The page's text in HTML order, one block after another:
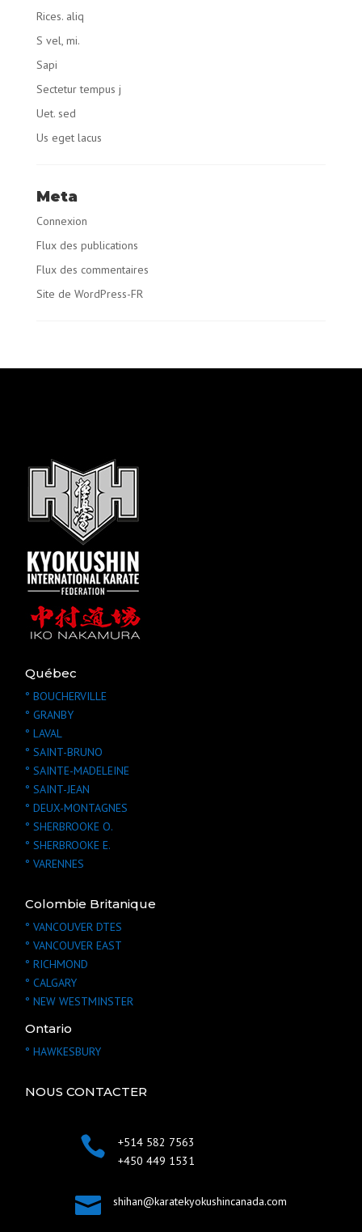
Rices. aliq
S vel, mi.
Sapi
Sectetur tempus j
Uet. sed
Us eget lacus
Meta
Connexion
Flux des publications
Flux des commentaires
Site de WordPress-FR
Québec
° BOUCHERVILLE
° GRANBY
° LAVAL
° SAINT-BRUNO
° SAINTE-MADELEINE
° SAINT-JEAN
° DEUX-MONTAGNES
° SHERBROOKE O.
° SHERBROOKE E.
° VARENNES
Colombie Britanique
° VANCOUVERDTES
° VANCOUVEREAST
° RICHMOND
° CALGARY
° NEW WESTMINSTER
Ontario
° HAWKESBURY
NOUS CONTACTER

+514 582 7563
+450 449 1531
 shihan@karatekyokushincanada.com